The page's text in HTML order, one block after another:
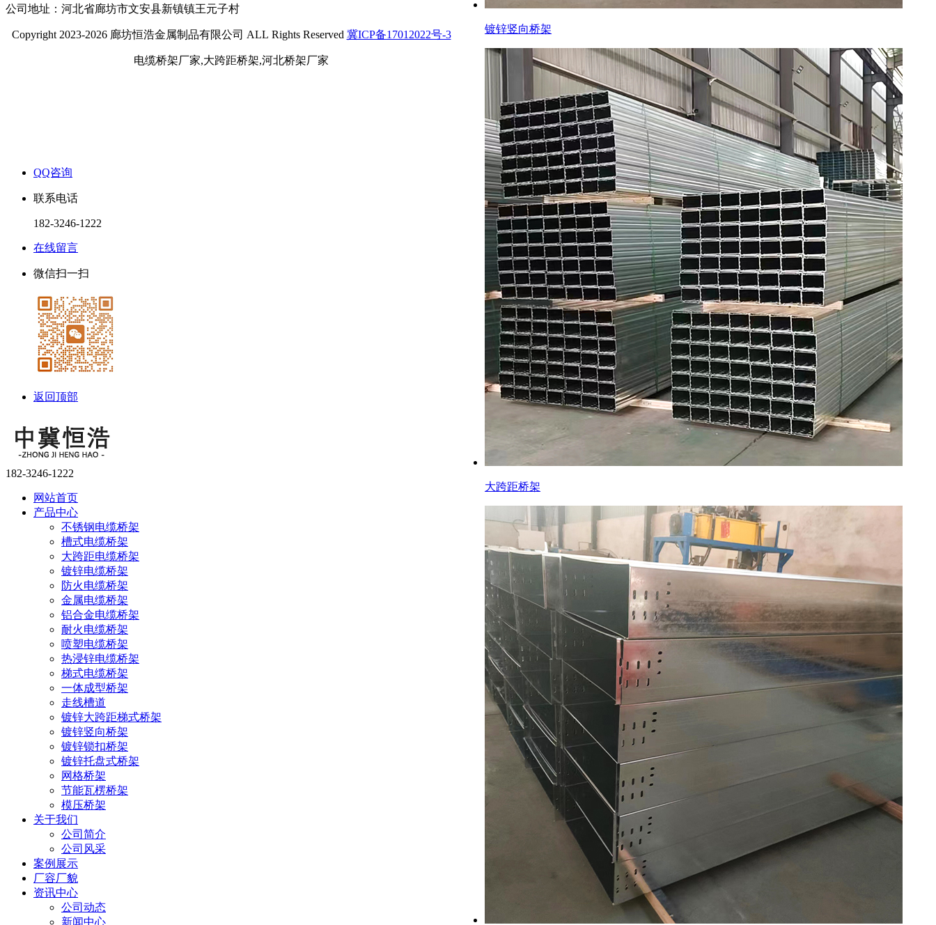
镀锌竖向桥架
大跨距桥架
公司地址：河北省廊坊市文安县新镇镇王元子村
Copyright 2023-2026 廊坊恒浩金属制品有限公司 ALL Rights Reserved 冀ICP备17012022号-3
电缆桥架厂家,大跨距桥架,河北桥架厂家
QQ咨询
联系电话
182-3246-1222
在线留言
微信扫一扫
返回顶部
182-3246-1222
网站首页
产品中心
不锈钢电缆桥架
槽式电缆桥架
大跨距电缆桥架
镀锌电缆桥架
防火电缆桥架
金属电缆桥架
铝合金电缆桥架
耐火电缆桥架
喷塑电缆桥架
热浸锌电缆桥架
梯式电缆桥架
一体成型桥架
走线槽道
镀锌大跨距梯式桥架
镀锌竖向桥架
镀锌锁扣桥架
镀锌托盘式桥架
网格桥架
节能瓦楞桥架
模压桥架
关于我们
公司简介
公司风采
案例展示
厂容厂貌
资讯中心
公司动态
新闻中心